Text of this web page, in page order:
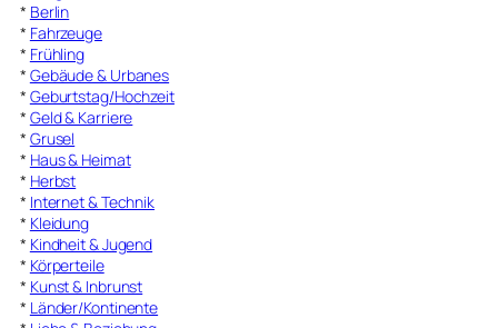
* Berlin
* Fahrzeuge
* Frühling
* Gebäude & Urbanes
* Geburtstag/Hochzeit
* Geld & Karriere
* Grusel
* Haus & Heimat
* Herbst
* Internet & Technik
* Kleidung
* Kindheit & Jugend
* Körperteile
* Kunst & Inbrunst
* Länder/Kontinente